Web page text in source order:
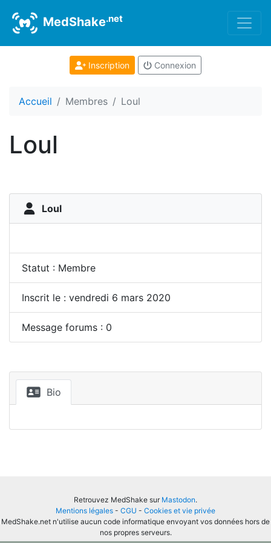
MedShake.net
Inscription Connexion
Accueil Membres Loul
Loul
Loul
Statut : Membre
Inscrit le : vendredi 6 mars 2020
Message forums : 0
Bio
Retrouvez MedShake sur Mastodon.
Mentions légales - CGU - Cookies et vie privée
MedShake.net n'utilise aucun code informatique envoyant vos données hors de
nos propres serveurs.